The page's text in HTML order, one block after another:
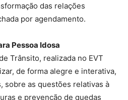
das relações
por agendamento.
Pessoa Idosa
Trânsito, realizada no EVT
de forma alegre e interativa,
sobre as questões relativas à
e prevenção de quedas